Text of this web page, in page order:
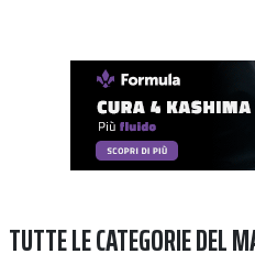
TUTTE LE CATEGORIE DEL